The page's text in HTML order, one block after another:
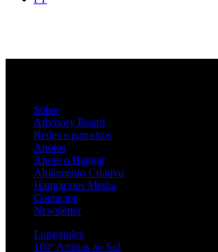
Sobre
Advisory Board
Redes e parceiros
Apoios
Apoie o Hangar
Alojamento Criativo
Hangar nos Media
Contactos
Newsletter
Longitudes
180º Artistas ao Sul